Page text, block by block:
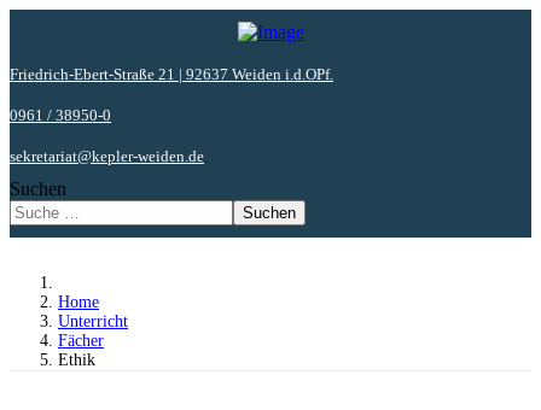
Friedrich-Ebert-Straße 21 | 92637 Weiden i.d.OPf.
0961 / 38950-0
sekretariat@kepler-weiden.de
Suchen
Suchen
Home
Unterricht
Fächer
Ethik